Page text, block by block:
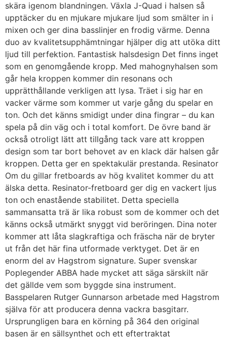
skära igenom blandningen. Växla J-Quad i halsen så
upptäcker du en mjukare mjukare ljud som smälter in i
mixen och ger dina basslinjer en frodig värme. Denna
duo av kvalitetsupphämtningar hjälper dig att utöka ditt
ljud till perfektion. Fantastisk halsdesign Det finns inget
som en genomgående kropp. Med mahognyhalsen som
går hela kroppen kommer din resonans och
upprätthållande verkligen att lysa. Träet i sig har en
vacker värme som kommer ut varje gång du spelar en
ton. Och det känns smidigt under dina fingrar – du kan
spela på din väg och i total komfort. De övre band är
också otroligt lätt att tillgång tack vare att kroppen
design som tar bort behovet av en klack där halsen går
kroppen. Detta ger en spektakulär prestanda. Resinator
Om du gillar fretboards av hög kvalitet kommer du att
älska detta. Resinator-fretboard ger dig en vackert ljus
ton och enastående stabilitet. Detta speciella
sammansatta trä är lika robust som de kommer och det
känns också utmärkt snyggt vid beröringen. Dina noter
kommer att låta slagkraftiga och fräscha när de bryter
ut från det här fina utformade verktyget. Det är en
enorm del av Hagstrom signature. Super svenskar
Poplegender ABBA hade mycket att säga särskilt när
det gällde vem som byggde sina instrument.
Basspelaren Rutger Gunnarson arbetade med Hagstrom
själva för att producera denna vackra basgitarr.
Ursprungligen bara en körning på 364 den original
basen är en sällsynthet och ett eftertraktat